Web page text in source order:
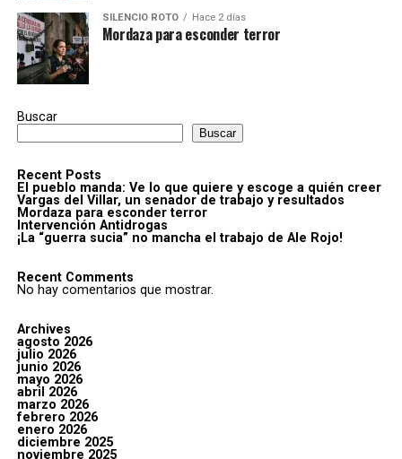
SILENCIO ROTO Hace 2 días
Mordaza para esconder terror
Buscar
Buscar
Recent Posts
El pueblo manda: Ve lo que quiere y escoge a quién creer
Vargas del Villar, un senador de trabajo y resultados
Mordaza para esconder terror
Intervención Antidrogas
¡La “guerra sucia” no mancha el trabajo de Ale Rojo!
Recent Comments
No hay comentarios que mostrar.
Archives
agosto 2026
julio 2026
junio 2026
mayo 2026
abril 2026
marzo 2026
febrero 2026
enero 2026
diciembre 2025
noviembre 2025